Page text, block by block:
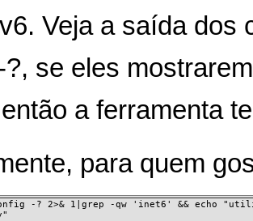
Veja a saída dos
?, se eles
a ferramenta
para quem
-? 2>& 1|grep -qw 'inet6' && echo